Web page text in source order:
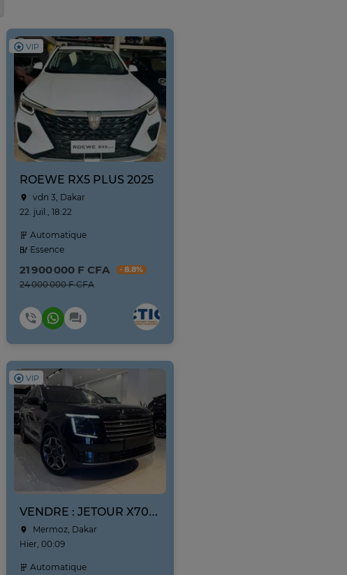
VIP
ROEWE RX5 PLUS 2025
vdn 3, Dakar
22. juil., 18:22
Automatique
Essence
21 900 000 F CFA - 8.8%
24 000 000 F CFA
VIP
VENDRE : JETOUR X70L NEUF NOUVEAU MODÈLE ANNE 2026
Mermoz, Dakar
Hier, 00:09
Automatique